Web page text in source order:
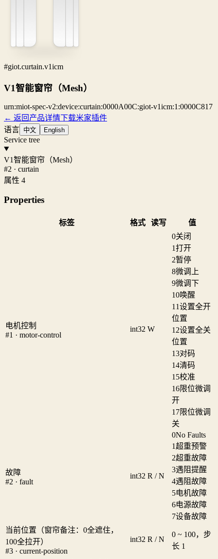
#giot.curtain.v1icm
V1智能窗帘（Mesh）
urn:miot-spec-v2:device:curtain:0000A00C:giot-v1icm:1:0000C817
← 返回产品详情下载米家插件
语言 中文 English
Service tree
V1智能窗帘（Mesh）
#2 · curtain
属性 4
Properties
标签 格式 读写 值
电机控制
#1 · motor-control
int32 W
0关闭
1打开
2暂停
8微调上
9微调下
10唤醒
11设置全开
位置
12设置全关
位置
13对码
14清码
15校准
16限位微调
开
17限位微调
关
故障
#2 · fault
int32 R / N
0No Faults
1超重预警
2超重故障
3遇阻提醒
4遇阻故障
5电机故障
6电源故障
7设备故障
当前位置（窗帘备注：0全遮住，
100全拉开）
#3 · current-position
int32 R / N
0 ~ 100，步
长 1